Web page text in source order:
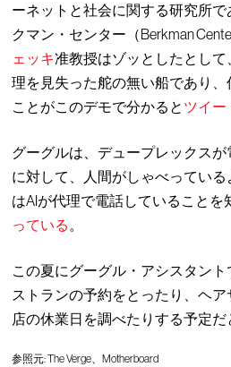
ーネットと社会に関する研究所
クマン・センター（Berkman
ェッキ准教授はゾッとしたとし
理を見失った舵の無い船であり、
ことがこのデモで分かると ツイー
グーグルは、デュープレックス
に対して、人間がしゃべってい
はAIが代理で電話していることを
っている
この夏にグーグル・アシスタン
ストランの予約をとったり、ヘア
店の休業日を調べたりする予定だ
参照元:The Verge 、Motherboard